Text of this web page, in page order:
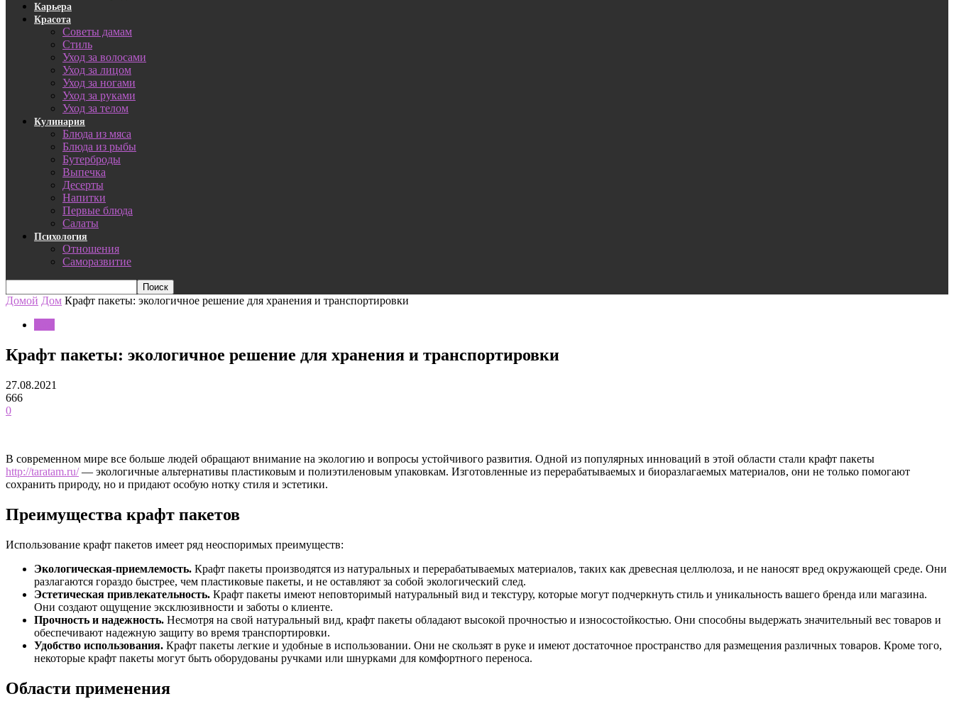
Карьера
Красота
Советы дамам
Стиль
Уход за волосами
Уход за лицом
Уход за ногами
Уход за руками
Уход за телом
Кулинария
Блюда из мяса
Блюда из рыбы
Бутерброды
Выпечка
Десерты
Напитки
Первые блюда
Салаты
Психология
Отношения
Саморазвитие
Домой Дом Крафт пакеты: экологичное решение для хранения и транспортировки
Крафт пакеты: экологичное решение для хранения и транспортировки
27.08.2021
666
0
В современном мире все больше людей обращают внимание на экологию и вопросы устойчивого развития. Одной из популярных инноваций в этой области стали крафт пакеты
http://taratam.ru/— экологичные альтернативы пластиковым и полиэтиленовым упаковкам. Изготовленные из перерабатываемых и биоразлагаемых материалов, они не только помогают
сохранить природу, но и придают особую нотку стиля и эстетики.
Преимущества крафт пакетов
Использование крафт пакетов имеет ряд неоспоримых преимуществ:
Экологическая-приемлемость. Крафт пакеты производятся из натуральных и перерабатываемых материалов, таких как древесная целлюлоза, и не наносят вред окружающей среде. Они
разлагаются гораздо быстрее, чем пластиковые пакеты, и не оставляют за собой экологический след.
Эстетическая привлекательность. Крафт пакеты имеют неповторимый натуральный вид и текстуру, которые могут подчеркнуть стиль и уникальность вашего бренда или магазина.
Они создают ощущение эксклюзивности и заботы о клиенте.
Прочность и надежность. Несмотря на свой натуральный вид, крафт пакеты обладают высокой прочностью и износостойкостью. Они способны выдержать значительный вес товаров и
обеспечивают надежную защиту во время транспортировки.
Удобство использования. Крафт пакеты легкие и удобные в использовании. Они не скользят в руке и имеют достаточное пространство для размещения различных товаров. Кроме того,
некоторые крафт пакеты могут быть оборудованы ручками или шнурками для комфортного переноса.
Области применения